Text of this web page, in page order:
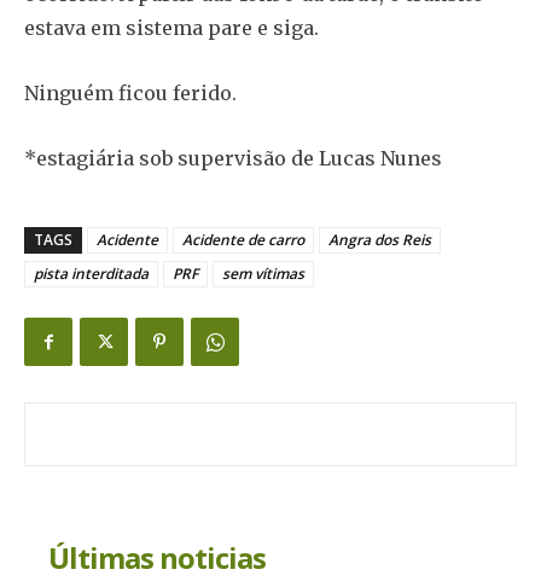
estava em sistema pare e siga.
Ninguém ficou ferido.
*estagiária sob supervisão de Lucas Nunes
TAGS Acidente Acidente de carro
Angra dos Reis
pista interditada
PRF sem vítimas
Últimas noticias